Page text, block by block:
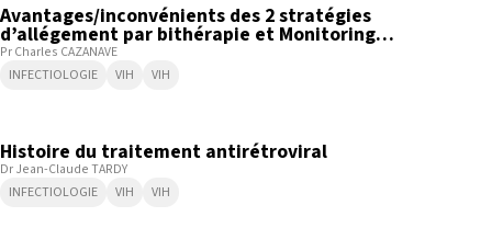
Avantages/inconvénients des 2 stratégies
d’allégement par bithérapie et Monitoring
virologique
Pr Charles CAZANAVE
INFECTIOLOGIE
VIH VIH
Histoire du traitement antirétroviral
Dr Jean-Claude TARDY
INFECTIOLOGIE
VIH VIH